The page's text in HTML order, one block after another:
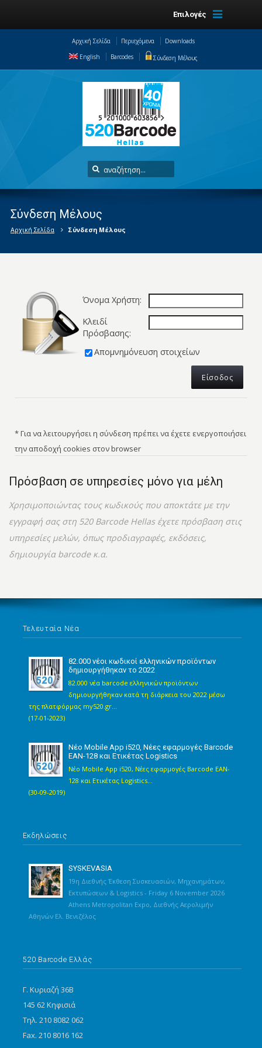
Επιλογές
Αρχική Σελίδα Περιεχόμενα
Downloads
English
Barcodes Σύνδεση Μέλους
Σύνδεση Μέλους
Αρχική Σελίδα Σύνδεση Μέλους
Όνομα Χρήστη:
Κλειδί
Πρόσβασης:
Απομνημόνευση στοιχείων
* Για να λειτουργήσει η σύνδεση πρέπει να έχετε ενεργοποιήσει
την αποδοχή cookies στον browser
Πρόσβαση σε υπηρεσίες μόνο για μέλη
Χρησιμοποιώντας τους κωδικούς που αποκτάτε με την
εγγραφή σας στη 520 Barcode Hellas έχετε πρόσβαση στις
υπηρεσίες μελών, όπως προδιαγραφές, εκδόσεις,
δημιουργία barcode κ.α.
Τελευταία Νέα
82.000 νέοι κωδικοί ελληνικών προϊόντων
δημιουργήθηκαν το 2022
82.000 νέα barcode ελληνικών προϊόντων
δημιουργήθηκαν κατά τη διάρκεια του 2022 μέσω
της πλατφόρμας my520.gr...
(17-01-2023)
Νέο Mobile App i520, Νέες εφαρμογές Barcode
EAN-128 και Ετικέτας Logistics
Νέο Mobile App i520, Νέες εφαρμογές Barcode EAN-
128 και Ετικέτας Logistics...
(30-09-2019)
Εκδηλώσεις
SYSKEVASIA
19η Διεθνής Έκθεση Συσκευασιών, Μηχανημάτων,
Εκτυπώσεων & Logistics - Friday 6 November 2026
Athens Metropolitan Expo, Διεθνής Αερολιμήν
Αθηνών Ελ. Βενιζέλος
520 Barcode Ελλάς
Γ. Κυριαζή 36Β
145 62 Κηφισιά
Τηλ. 210 8082 062
Fax. 210 8016 162